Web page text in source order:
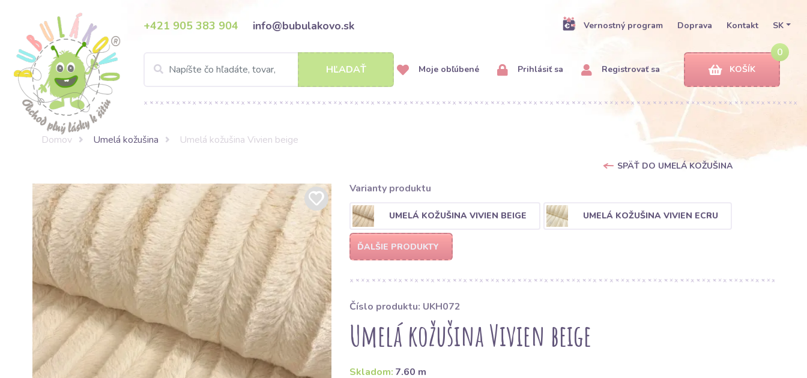
+421 905 383 904 info@bubulakovo.sk Vernostný program Doprava Kontakt SK
HĽADAŤ Moje obľúbené Prihlásiť sa Registrovať sa
0
KOŠÍK
Domov Umelá kožušina Umelá kožušina Vivien beige
SPÄŤ DO UMELÁ KOŽUŠINA
Varianty produktu
UMELÁ KOŽUŠINA VIVIEN BEIGE UMELÁ KOŽUŠINA VIVIEN ECRU
ĎALŠIE PRODUKTY
Číslo produktu: UKH072
Umelá kožušina Vivien beige
Skladom: 7.60 m